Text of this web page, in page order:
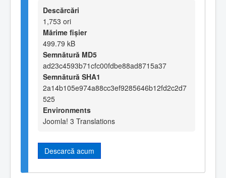
Descărcări
1,753 ori
Mărime fișier
499.79 kB
Semnătură MD5
ad23c4593b71cfc00fdbe88ad8715a37
Semnătură SHA1
2a14b105e974a88cc3ef9285646b12fd2c2d7
525
Environments
Joomla! 3 Translations
Descarcă acum